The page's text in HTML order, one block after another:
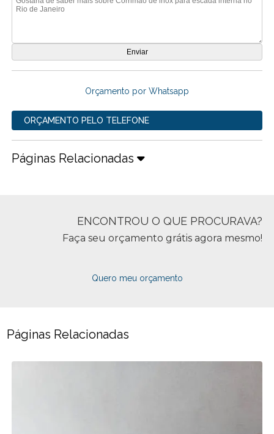
Orçamento por Whatsapp
ORÇAMENTO PELO TELEFONE
Páginas Relacionadas
ENCONTROU O QUE PROCURAVA?
Faça seu orçamento grátis agora mesmo!
Quero meu orçamento
Páginas Relacionadas